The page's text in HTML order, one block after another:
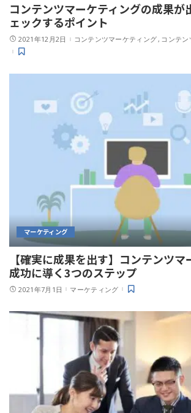
コンテンツマーケティングの成果が
ェックするポイント
2021年12月2日 コンテンツマーケティング コンテン
マーケティング
【確実に成果を出す】コンテンツマ
成功に導く3つのステップ
2021年7月1日 マーケティング